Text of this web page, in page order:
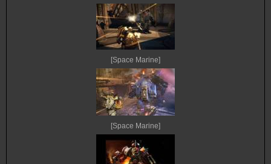
[Space Marine]
[Space Marine]